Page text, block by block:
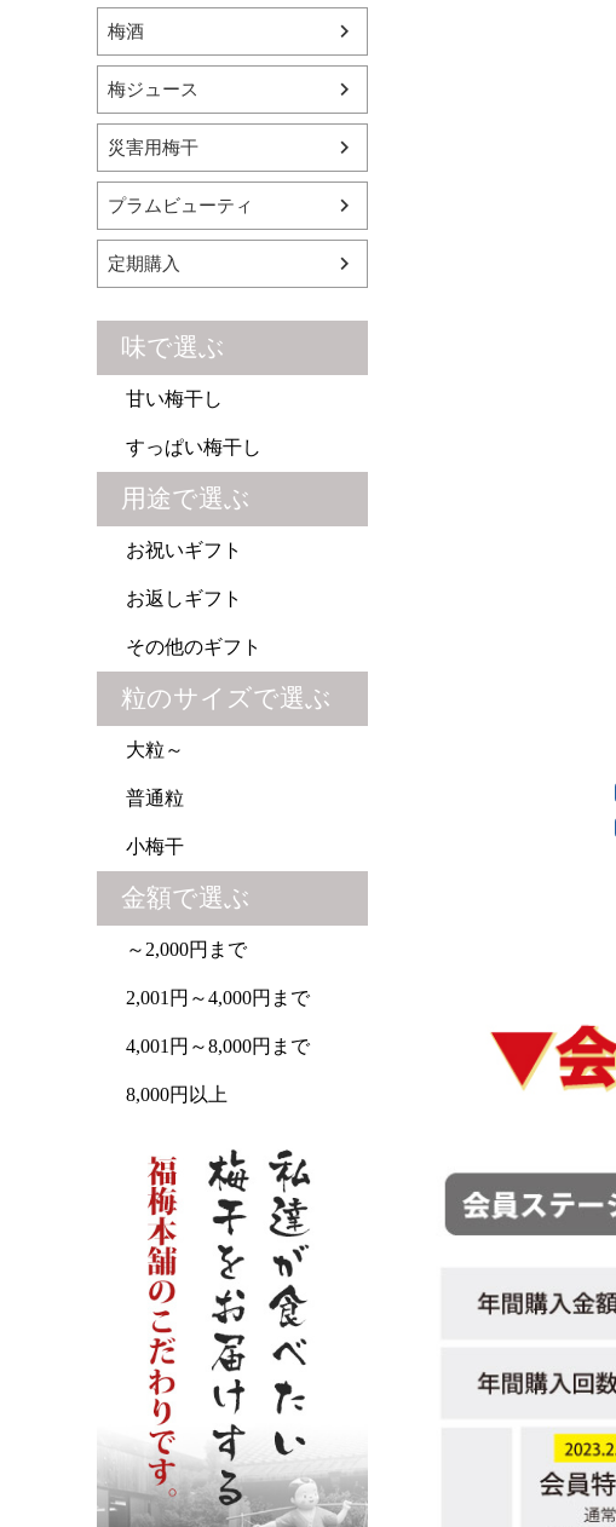
梅酒
梅ジュース
災害用梅干
プラムビューティ
定期購入
味で選ぶ
甘い梅干し
すっぱい梅干し
用途で選ぶ
お祝いギフト
お返しギフト
その他のギフト
粒のサイズで選ぶ
大粒～
普通粒
小梅干
金額で選ぶ
～2,000円まで
2,001円～4,000円まで
4,001円～8,000円まで
8,000円以上